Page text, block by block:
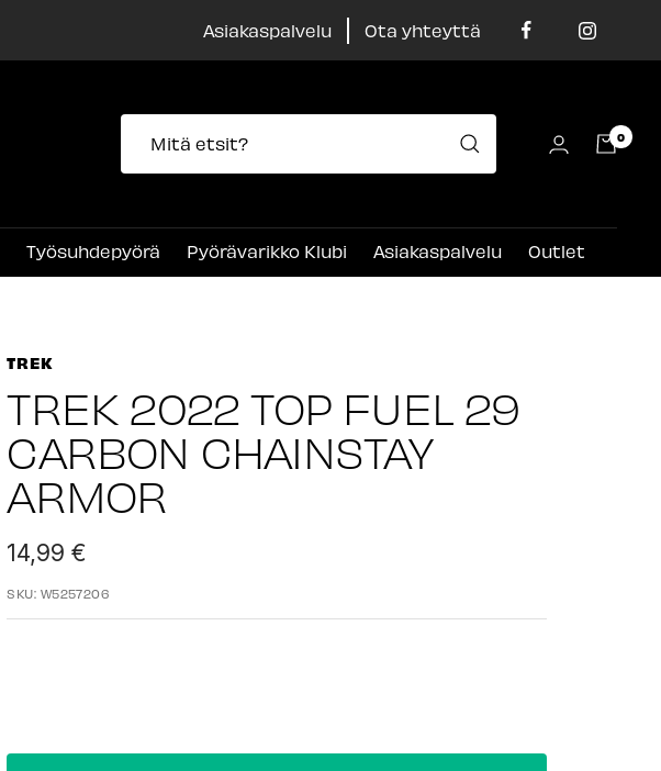
Asiakaspalvelu Ota yhteyttä
0
Työsuhdepyörä Pyörävarikko Klubi Asiakaspalvelu Outlet
TREK
TREK 2022 TOP FUEL 29
CARBON CHAINSTAY
ARMOR
Alennushinta
14,99 €
SKU: W5257206